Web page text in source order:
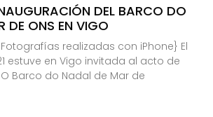
DEL BARCO DO
DE ONS EN VIGO
realizadas con iPhone} El
estuve en Vigo invitada al acto de
Barco do Nadal de Mar de